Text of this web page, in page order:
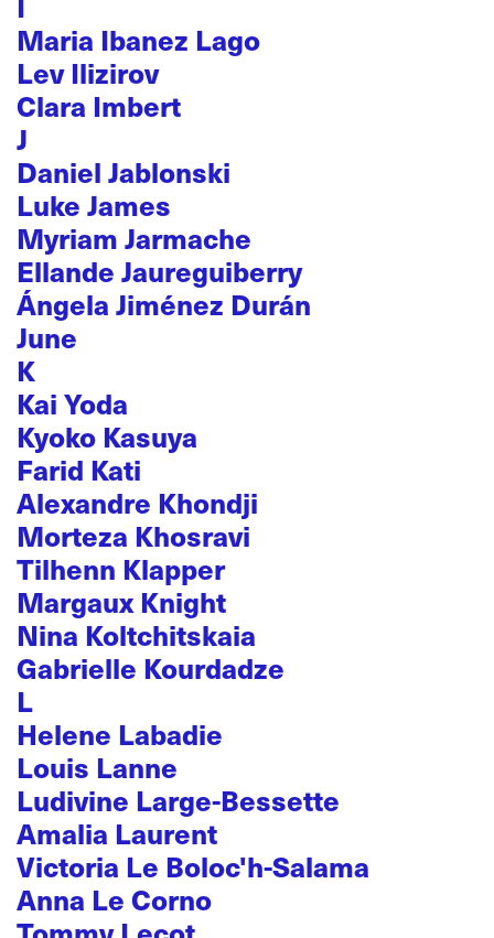
Maria Ibanez Lago
Lev Ilizirov
Clara Imbert
J
Daniel Jablonski
Luke James
Myriam Jarmache
Ellande Jaureguiberry
Ángela Jiménez Durán
June
K
Kai Yoda
Kyoko Kasuya
Farid Kati
Alexandre Khondji
Morteza Khosravi
Tilhenn Klapper
Margaux Knight
Nina Koltchitskaia
Gabrielle Kourdadze
L
Helene Labadie
Louis Lanne
Ludivine Large-Bessette
Amalia Laurent
Victoria Le Boloc'h-Salama
Anna Le Corno